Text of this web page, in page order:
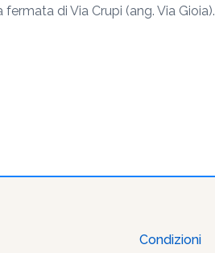
di Via Crupi (ang. Via Gioia).
Condizioni